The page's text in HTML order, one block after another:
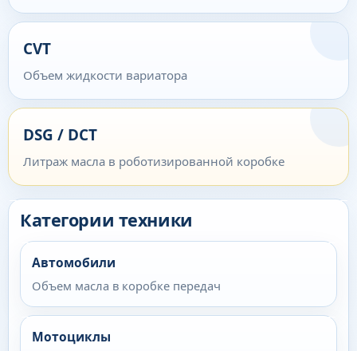
CVT
Объем жидкости вариатора
DSG / DCT
Литраж масла в роботизированной коробке
Категории техники
Автомобили
Объем масла в коробке передач
Мотоциклы